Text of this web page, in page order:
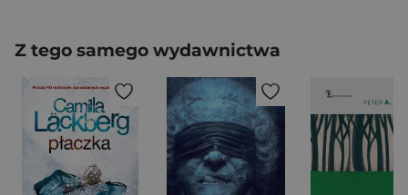
Z tego samego wydawnictwa